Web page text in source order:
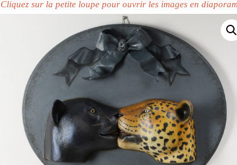
Cliquez sur la petite loupe pour ouvrir les images en